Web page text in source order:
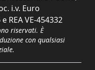
i.v. Euro
REA VE-454332
riservati. È
con qualsiasi